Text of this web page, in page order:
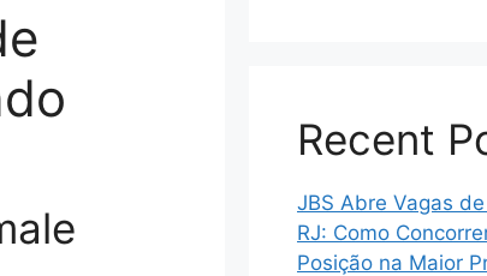
Recent
JBS Abre Vagas
RJ: Como
Posição na Maior